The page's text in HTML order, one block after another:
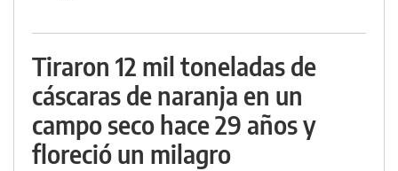
Tiraron 12 mil toneladas de
cáscaras de naranja en un
campo seco hace 29 años y
floreció un milagro